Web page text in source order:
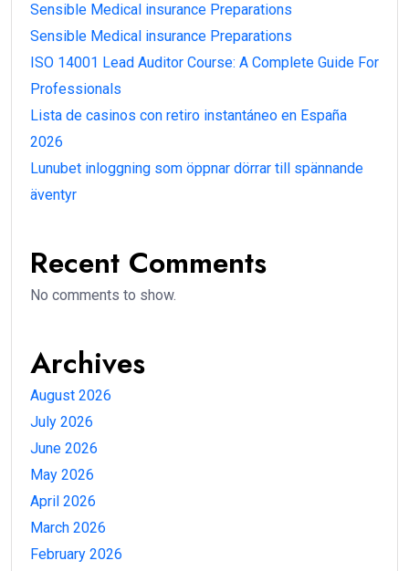
Sensible Medical insurance Preparations
Sensible Medical insurance Preparations
ISO 14001 Lead Auditor Course: A Complete Guide For
Professionals
Lista de casinos con retiro instantáneo en España
2026
Lunubet inloggning som öppnar dörrar till spännande
äventyr
Recent Comments
No comments to show.
Archives
August 2026
July 2026
June 2026
May 2026
April 2026
March 2026
February 2026